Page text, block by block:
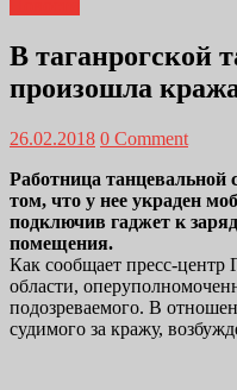
В таганрогской
произошла
26.02.2018 0 Comment
Работница
том, что у нее украден
подключив гаджет к
помещения.
Как сообщает пресс-
области,
подозреваемого. В
судимого за кражу,